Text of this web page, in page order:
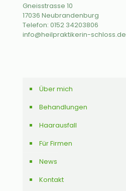
Gneisstrasse 10
17036 Neubrandenburg
Telefon: 0152 34203806
info@heilpraktikerin-schloss.de
Über mich
Behandlungen
Haarausfall
Für Firmen
News
Kontakt